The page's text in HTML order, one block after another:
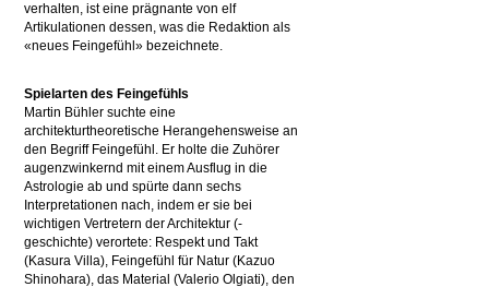
verhalten, ist eine prägnante von elf
Artikulationen dessen, was die Redaktion als
«neues Feingefühl» bezeichnete.
Spielarten des Feingefühls
Martin Bühler suchte eine
architekturtheoretische Herangehensweise an
den Begriff Feingefühl. Er holte die Zuhörer
augenzwinkernd mit einem Ausflug in die
Astrologie ab und spürte dann sechs
Interpretationen nach, indem er sie bei
wichtigen Vertretern der Architektur (-
geschichte) verortete: Respekt und Takt
(Kasura Villa), Feingefühl für Natur (Kazuo
Shinohara), das Material (Valerio Olgiati), den